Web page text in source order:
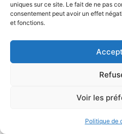
uniques sur ce site. Le fait de ne pas
consentement peut avoir un effet
et fonctions.
Voir les
Politique de
Accessibilité
Plan du site